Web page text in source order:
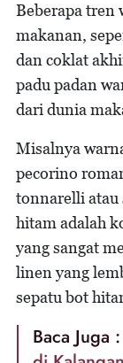
Beberapa tren
makanan,
dan coklat
padu padan
dari dunia
Misalnya
pecorino
tonnarelli atau
hitam adalah
yang sangat
linen yang
sepatu bot
Baca Juga :